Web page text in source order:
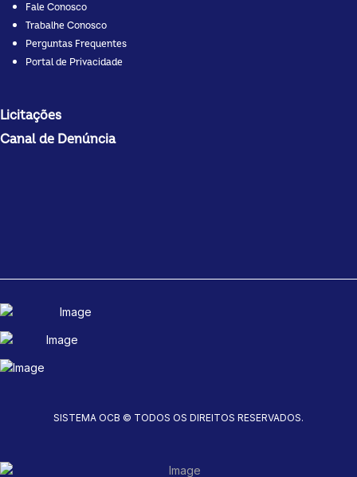
Fale Conosco
Trabalhe Conosco
Perguntas Frequentes
Portal de Privacidade
Licitações
Canal de Denúncia
SISTEMA OCB © TODOS OS DIREITOS RESERVADOS.